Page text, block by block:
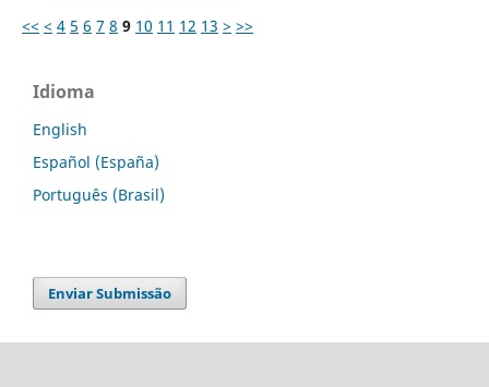
<< < 4 5 6 7 8 9 10 11 12 13 > >>
Idioma
English
Español (España)
Português (Brasil)
Enviar Submissão